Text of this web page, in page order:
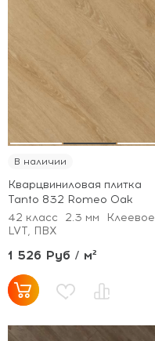
В наличии
Кварцвиниловая плитка
Tanto 832 Romeo Oak
42 класс
2.3 мм
Клеевое
LVT, ПВХ
1 526 Руб / м²